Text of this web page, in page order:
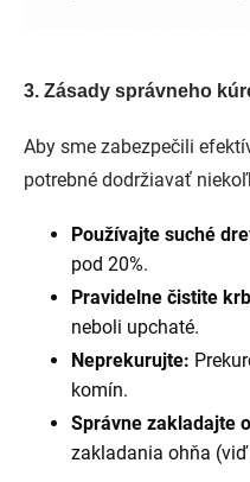
3. Zásady správneho
Aby sme zabezpečili
potrebné dodržiavať
Používajte suché
pod 20%.
Pravidelne čistite
neboli upchaté.
Neprekurujte:
komín.
Správne zakladajte
zakladania ohňa